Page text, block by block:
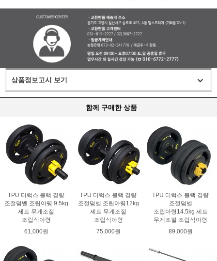
상품정보고시 보기
함께 구매한 상품
TPU 디럭스 블랙 경량
조절덤벨 조립아령 9.5kg
세트 무게조절
조립식아령
61,000원
TPU 디럭스 블랙 경량
조절덤벨 조립아령12kg
세트 무게조절
조립식아령
75,000원
TPU 디럭스 블랙 경량
조절덤벨
조립아령14.5kg 세트
무게조절 조립식아령
89,000원